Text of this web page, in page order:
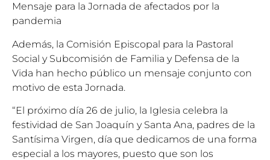
Mensaje para la Jornada de afectados por la
pandemia
Además, la Comisión Episcopal para la Pastoral
Social y Subcomisión de Familia y Defensa de la
Vida han hecho público un mensaje conjunto con
motivo de esta Jornada.
“El próximo día 26 de julio, la Iglesia celebra la
festividad de San Joaquín y Santa Ana, padres de la
Santísima Virgen, día que dedicamos de una forma
especial a los mayores, puesto que son los